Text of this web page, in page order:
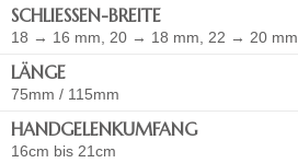
SCHLIESSEN-BREITE
18 → 16 mm, 20 → 18 mm, 22 → 20 mm
LÄNGE
75mm / 115mm
HANDGELENKUMFANG
16cm bis 21cm